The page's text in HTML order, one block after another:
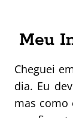
Meu
Cheguei
dia. Eu
mas como